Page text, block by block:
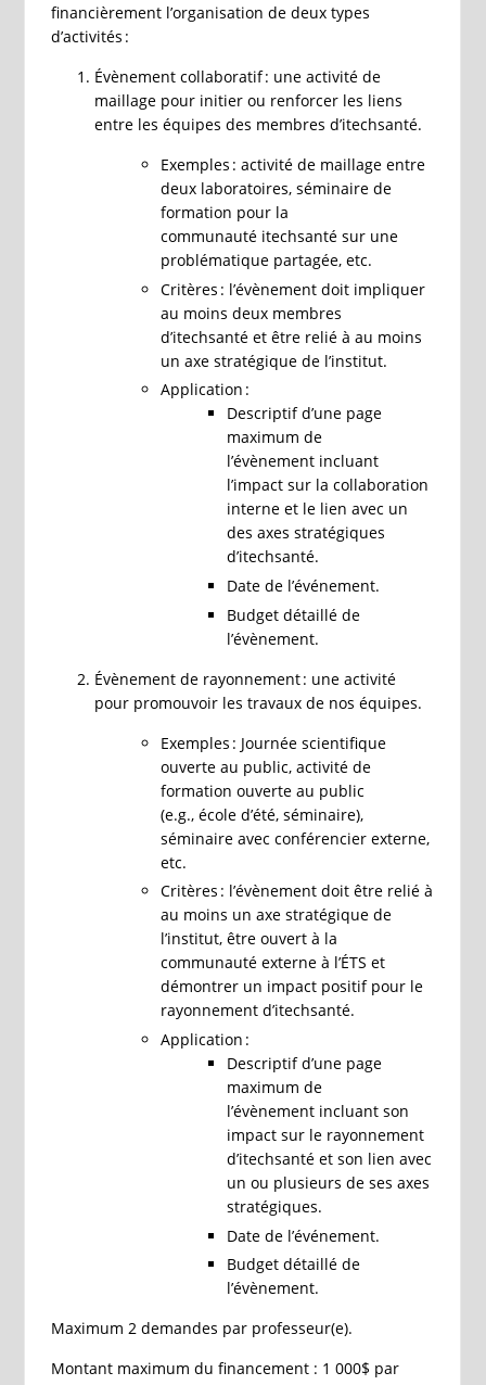
financièrement l’organisation de deux types
d’activités :
Évènement collaboratif : une activité de
maillage pour initier ou renforcer les liens
entre les équipes des membres d’itechsanté.
Exemples : activité de maillage entre
deux laboratoires, séminaire de
formation pour la
communauté itechsanté sur une
problématique partagée, etc.
Critères : l’évènement doit impliquer
au moins deux membres
d’itechsanté et être relié à au moins
un axe stratégique de l’institut.
Application :
Descriptif d’une page
maximum de
l’évènement incluant
l’impact sur la collaboration
interne et le lien avec un
des axes stratégiques
d’itechsanté.
Date de l’événement.
Budget détaillé de
l’évènement.
Évènement de rayonnement : une activité
pour promouvoir les travaux de nos équipes.
Exemples : Journée scientifique
ouverte au public, activité de
formation ouverte au public
(e.g., école d’été, séminaire),
séminaire avec conférencier externe,
etc.
Critères : l’évènement doit être relié à
au moins un axe stratégique de
l’institut, être ouvert à la
communauté externe à l’ÉTS et
démontrer un impact positif pour le
rayonnement d’itechsanté.
Application :
Descriptif d’une page
maximum de
l’évènement incluant son
impact sur le rayonnement
d’itechsanté et son lien avec
un ou plusieurs de ses axes
stratégiques.
Date de l’événement.
Budget détaillé de
l’évènement.
Maximum 2 demandes par professeur(e).
Montant maximum du financement : 1 000$ par